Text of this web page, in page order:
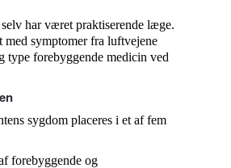
har været praktiserende læge.
symptomer fra luftvejene
type forebyggende medicin ved
sygdom placeres i et af fem
forebyggende og